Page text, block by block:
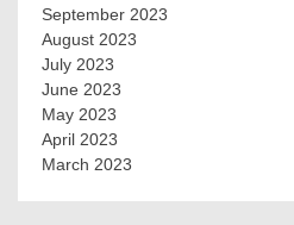
September 2023
August 2023
July 2023
June 2023
May 2023
April 2023
March 2023